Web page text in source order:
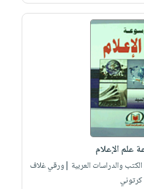
علم الإعلام
والدراسات العربية |ورقي غلاف
كرتوني